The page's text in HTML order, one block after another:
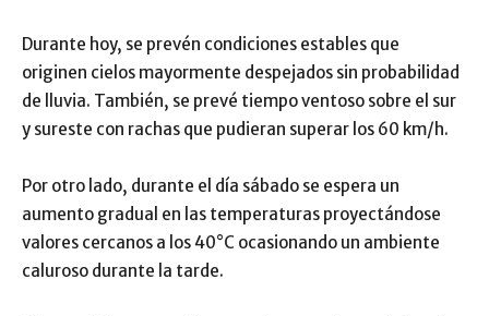
Durante hoy, se prevén condiciones estables que
originen cielos mayormente despejados sin probabilidad
de lluvia. También, se prevé tiempo ventoso sobre el sur
y sureste con rachas que pudieran superar los 60 km/h.
Por otro lado, durante el día sábado se espera un
aumento gradual en las temperaturas proyectándose
valores cercanos a los 40°C ocasionando un ambiente
caluroso durante la tarde.